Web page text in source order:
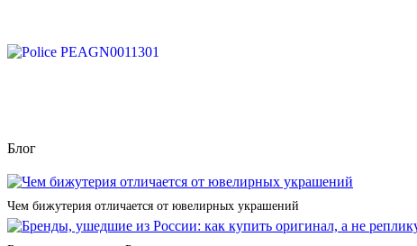
Блог
Чем бижутерия отличается от ювелирных украшений